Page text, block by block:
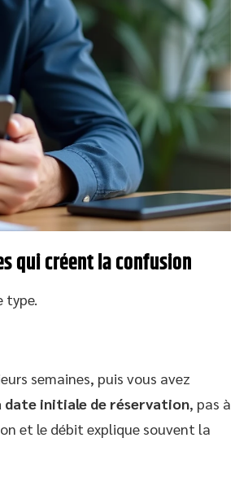
qui créent la confusion
type.
semaines, puis vous avez
initiale de réservation, pas à
et le débit explique souvent la